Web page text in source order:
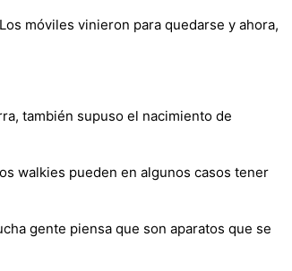
móviles vinieron para quedarse y ahora,
también supuso el nacimiento de
walkies pueden en algunos casos tener
gente piensa que son aparatos que se